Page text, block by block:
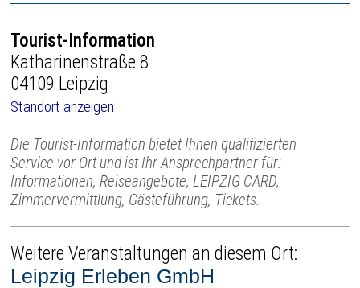
Tourist-Information
Katharinenstraße 8
04109 Leipzig
Standort anzeigen
Die Tourist-Information bietet Ihnen qualifizierten
Service vor Ort und ist Ihr Ansprechpartner für:
Informationen, Reiseangebote, LEIPZIG CARD,
Zimmervermittlung, Gästeführung, Tickets.
Weitere Veranstaltungen an diesem Ort:
Leipzig Erleben GmbH